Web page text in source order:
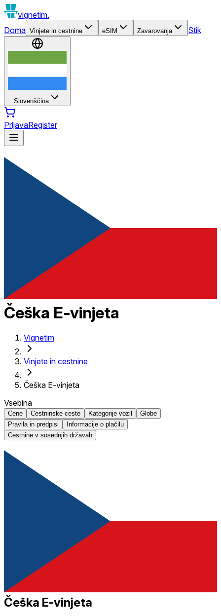
vignetim.
Doma Vinjete in cestnine eSIM Zavarovanja Stik
Slovenščina
PrijavaRegister
Češka E-vinjeta
Vignetim
Vinjete in cestnine
Češka E-vinjeta
Vsebina
Cene Cestninske ceste Kategorije vozil
Globe
Pravila in predpisi
Informacije o plačilu
Cestnine v sosednjih državah
Češka E-vinjeta